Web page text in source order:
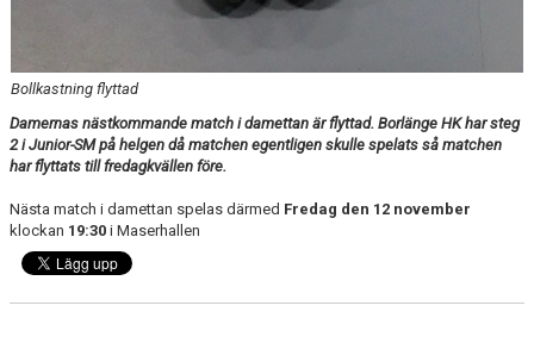
Bollkastning flyttad
Damernas nästkommande match i damettan är flyttad. Borlänge HK har steg
2 i Junior-SM på helgen då matchen egentligen skulle spelats så matchen
har flyttats till fredagkvällen före.
Nästa match i damettan spelas därmed Fredag den 12 november
klockan 19:30 i Maserhallen